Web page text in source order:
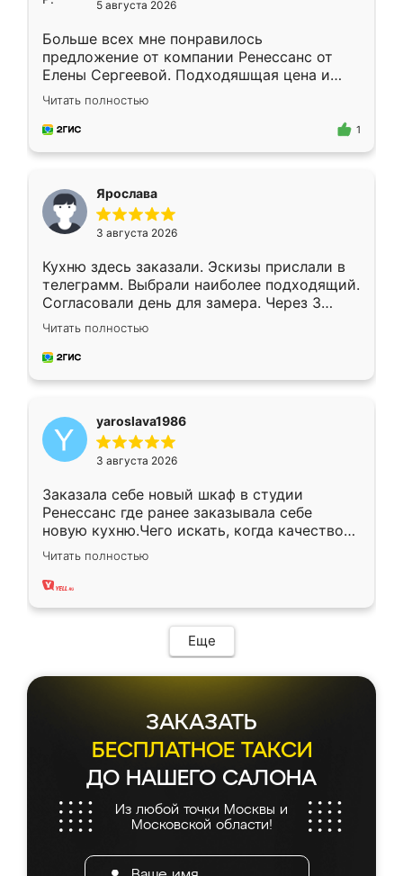
5 августа 2026
Больше всех мне понравилось
предложение от компании Ренессанс от
Елены Сергеевой. Подходяшщая цена и
короткие сроки изготовления. Приехавший
для замера сотрудник Владислав
предложил по моему эскизу самый
Читать полностью
1
Ярослава
3 августа 2026
Кухню здесь заказали. Эскизы прислали в
телеграмм. Выбрали наиболее подходящий.
Согласовали день для замера. Через 3
недели кухня была уже готова. Остались
довольны работой. Спасибо Ренессанс
мебель за качественную работу!
Читать полностью
yaroslava1986
3 августа 2026
Заказала себе новый шкаф в студии
Ренессанс где ранее заказывала себе
новую кухню.Чего искать, когда качеством
вполне довольна. Служит кухня уже почти
два года, нареканий нет.
Читать полностью
Еще
ЗАКАЗАТЬ
БЕСПЛАТНОЕ ТАКСИ
ДО НАШЕГО САЛОНА
Из любой точки Москвы и
Московской области!